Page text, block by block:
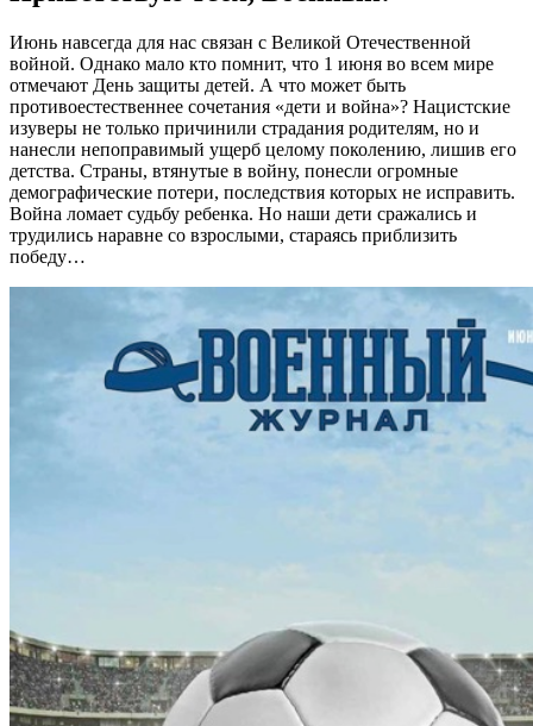
Июнь навсегда для нас связан с Великой Отечественной
войной. Однако мало кто помнит, что 1 июня во всем мире
отмечают День защиты детей. А что может быть
противоестественнее сочетания «дети и война»? Нацистские
изуверы не только причинили страдания родителям, но и
нанесли непоправимый ущерб целому поколению, лишив его
детства. Страны, втянутые в войну, понесли огромные
демографические потери, последствия которых не исправить.
Война ломает судьбу ребенка. Но наши дети сражались и
трудились наравне со взрослыми, стараясь приблизить
победу…